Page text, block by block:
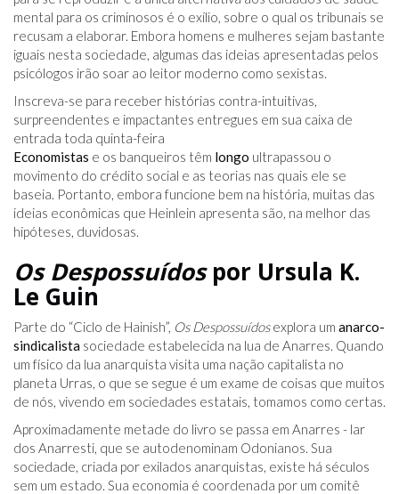
mental para os criminosos é o exílio, sobre o qual os tribunais se
recusam a elaborar. Embora homens e mulheres sejam bastante
iguais nesta sociedade, algumas das ideias apresentadas pelos
psicólogos irão soar ao leitor moderno como sexistas.
Inscreva-se para receber histórias contra-intuitivas,
surpreendentes e impactantes entregues em sua caixa de
entrada toda quinta-feira
Economistas e os banqueiros têm longo ultrapassou o
movimento do crédito social e as teorias nas quais ele se
baseia. Portanto, embora funcione bem na história, muitas das
ideias econômicas que Heinlein apresenta são, na melhor das
hipóteses, duvidosas.
Os Despossuídos por Ursula K.
Le Guin
Parte do “Ciclo de Hainish”, Os Despossuídosexplora um anarco-
sindicalista sociedade estabelecida na lua de Anarres. Quando
um físico da lua anarquista visita uma nação capitalista no
planeta Urras, o que se segue é um exame de coisas que muitos
de nós, vivendo em sociedades estatais, tomamos como certas.
Aproximadamente metade do livro se passa em Anarres - lar
dos Anarresti, que se autodenominam Odonianos. Sua
sociedade, criada por exilados anarquistas, existe há séculos
sem um estado. Sua economia é coordenada por um comitê